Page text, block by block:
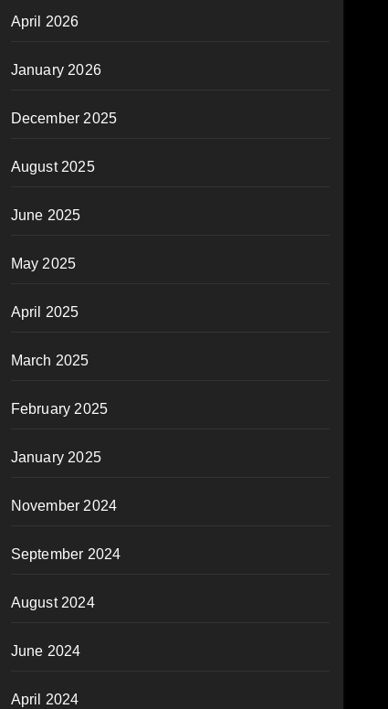
April 2026
January 2026
December 2025
August 2025
June 2025
May 2025
April 2025
March 2025
February 2025
January 2025
November 2024
September 2024
August 2024
June 2024
April 2024